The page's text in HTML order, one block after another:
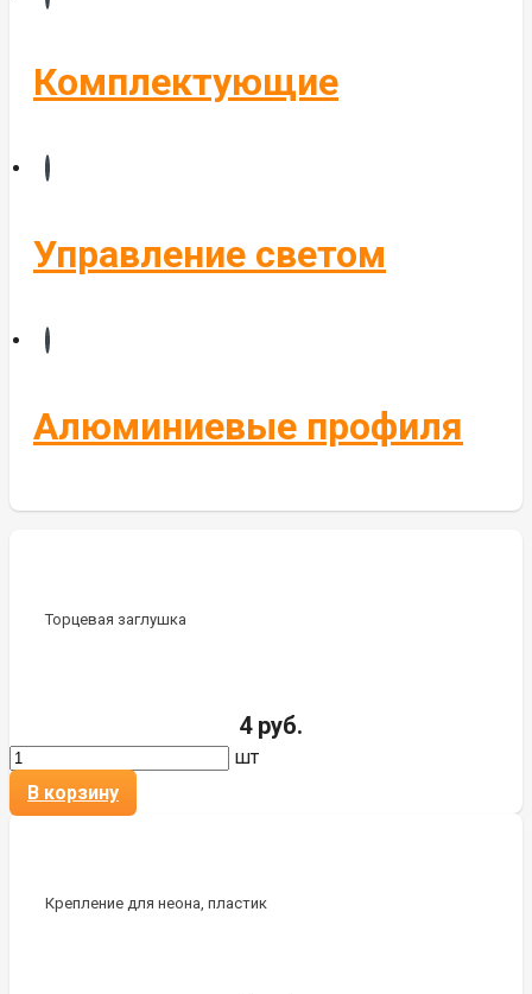
Комплектующие
Управление светом
Алюминиевые профиля
Торцевая заглушка
4 руб.
шт
В корзину
Крепление для неона, пластик